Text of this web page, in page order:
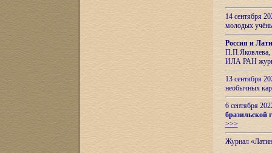
14 сентября
молодых
Россия и
П.П.Яковлева,
ИЛА РАН
13 сентября
необычных
6 сентября
бразильской
>>>
Журнал